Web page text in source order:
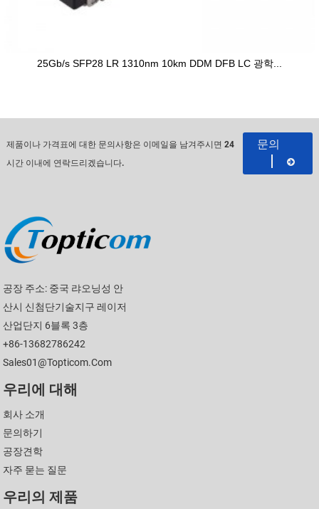
25Gb/s SFP28 LR 1310nm 10km DDM DFB LC 광학...
제품이나 가격표에 대한 문의사항은 이메일을 남겨주시면 24
시간 이내에 연락드리겠습니다.
문의
공장 주소: 중국 랴오닝성 안
산시 신첨단기술지구 레이저
산업단지 6블록 3층
+86-13682786242
Sales01@topticom.com
우리에 대해
회사 소개
문의하기
공장견학
자주 묻는 질문
우리의 제품